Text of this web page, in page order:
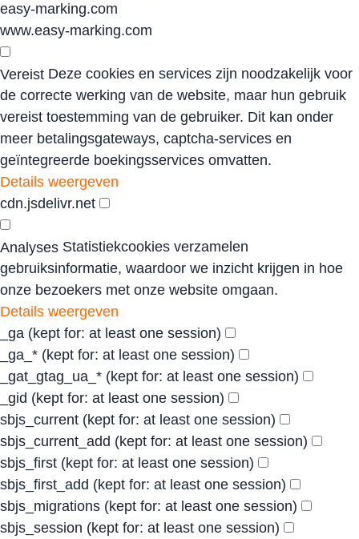
easy-marking.com
www.easy-marking.com
Vereist Deze cookies en services zijn noodzakelijk voor
de correcte werking van de website, maar hun gebruik
vereist toestemming van de gebruiker. Dit kan onder
meer betalingsgateways, captcha-services en
geïntegreerde boekingsservices omvatten.
Details weergeven
cdn.jsdelivr.net
Analyses Statistiekcookies verzamelen
gebruiksinformatie, waardoor we inzicht krijgen in hoe
onze bezoekers met onze website omgaan.
Details weergeven
_ga (kept for: at least one session)
_ga_* (kept for: at least one session)
_gat_gtag_ua_* (kept for: at least one session)
_gid (kept for: at least one session)
sbjs_current (kept for: at least one session)
sbjs_current_add (kept for: at least one session)
sbjs_first (kept for: at least one session)
sbjs_first_add (kept for: at least one session)
sbjs_migrations (kept for: at least one session)
sbjs_session (kept for: at least one session)